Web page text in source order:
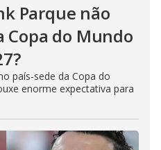
Parque não
do Mundo
país-sede da Copa do
enorme expectativa para